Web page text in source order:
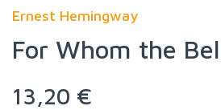
Ernest Hemingway
For Whom the
13,20 €